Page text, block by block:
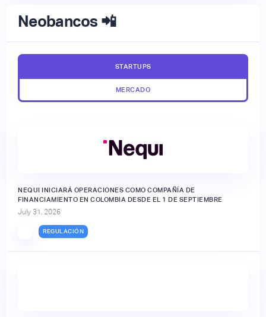
Neobancos 📲
STARTUPS
MERCADO
NEQUI INICIARÁ OPERACIONES COMO COMPAÑÍA DE
FINANCIAMIENTO EN COLOMBIA DESDE EL 1 DE SEPTIEMBRE
July 31, 2026
REGULACIÓN